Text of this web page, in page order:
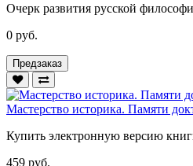
Очерк развития русской
0 руб.
Предзаказ
Мастерство историка. Памяти
Купить электронную версию
459 руб.